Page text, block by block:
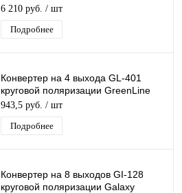
картами: -2251ц -5382
6 210 руб. / шт
Подробнее
Конвертер на 4 выхода GL-401
круговой поляризации GreenLine
QUAD К+ 4 дляТриколор/НТВ-Плюс
943,5 руб. / шт
Подробнее
Конвертер на 8 выходов GI-128
круговой поляризации Galaxy